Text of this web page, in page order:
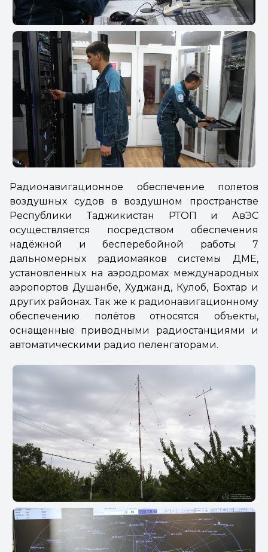
Радионавигационное обеспечение полетов
воздушных судов в воздушном пространстве
Республики Таджикистан РТОП и АвЭС
осуществляется посредством обеспечения
надёжной и бесперебойной работы 7
дальномерных радиомаяков системы ДМЕ,
установленных на аэродромах международных
аэропортов Душанбе, Худжанд, Кулоб, Бохтар и
других районах. Так же к радионавигационному
обеспечению полётов относятся объекты,
оснащенные приводными радиостанциями и
автоматическими радио пеленгаторами.